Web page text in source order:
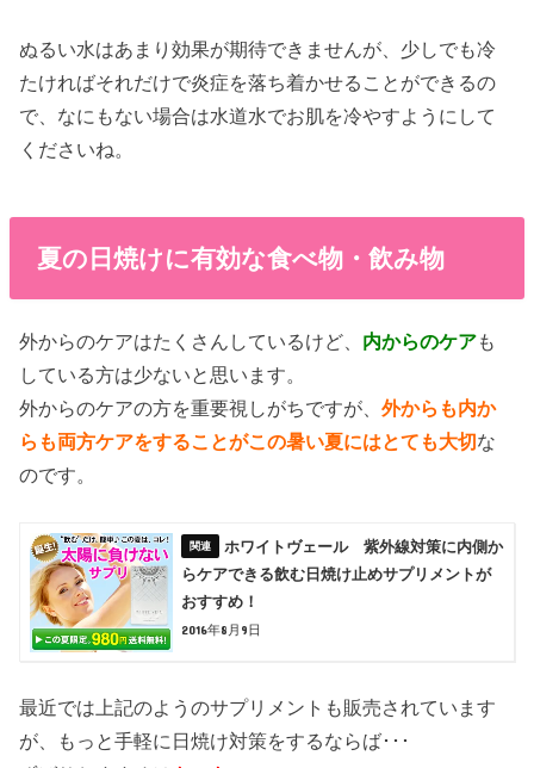
ぬるい水はあまり効果が期待できませんが、少しでも冷
たければそれだけで炎症を落ち着かせることができるの
で、なにもない場合は水道水でお肌を冷やすようにして
くださいね。
夏の日焼けに有効な食べ物・飲み物
外からのケアはたくさんしているけど、 内からのケアも
している方は少ないと思います。
外からのケアの方を重要視しがちですが、外からも内か
らも両方ケアをすることがこの暑い夏にはとても大切な
のです。
ホワイトヴェール 紫外線対策に内側か
らケアできる飲む日焼け止めサプリメントが
おすすめ！
2016年8月9日
最近では上記のようのサプリメントも販売されています
が、もっと手軽に日焼け対策をするならば･･･